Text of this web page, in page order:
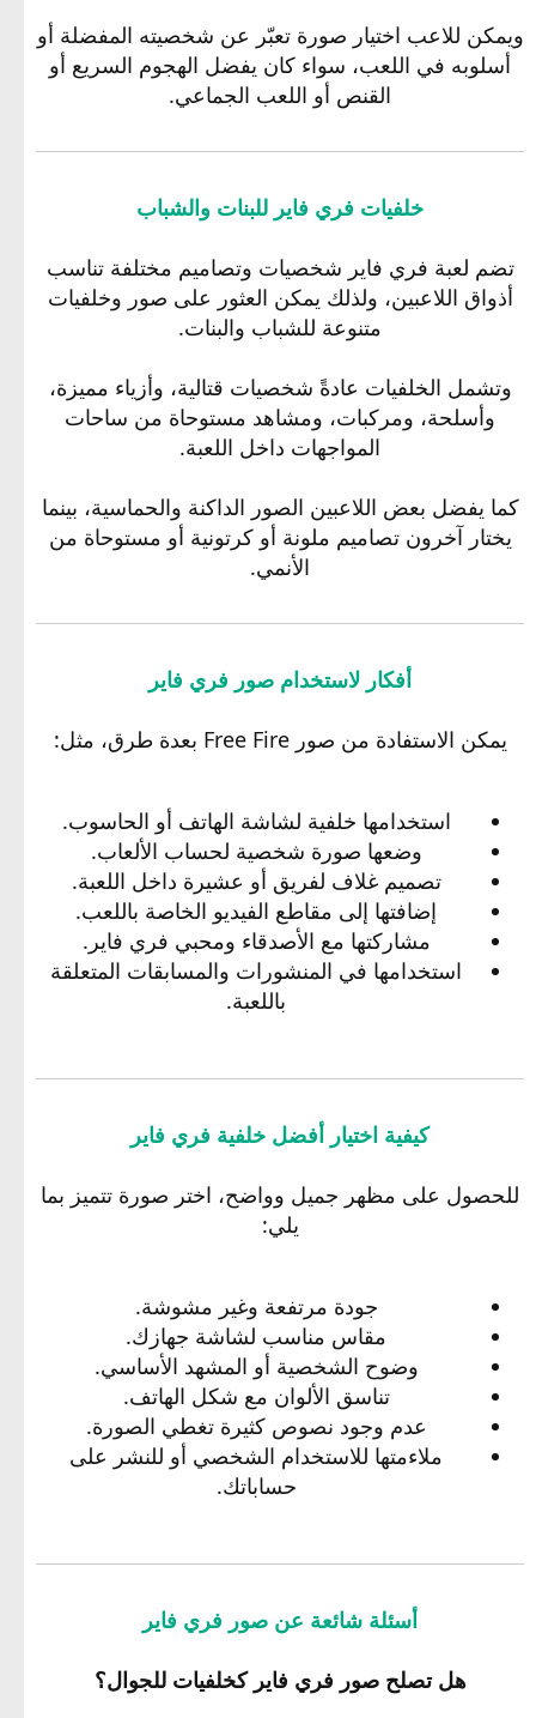
ويمكن للاعب اختيار صورة تعبّر عن شخصيته المفضلة أو
أسلوبه في اللعب، سواء كان يفضل الهجوم السريع أو
القنص أو اللعب الجماعي.
خلفيات فري فاير للبنات والشباب
تضم لعبة فري فاير شخصيات وتصاميم مختلفة تناسب
أذواق اللاعبين، ولذلك يمكن العثور على صور وخلفيات
متنوعة للشباب والبنات.
وتشمل الخلفيات عادةً شخصيات قتالية، وأزياء مميزة،
وأسلحة، ومركبات، ومشاهد مستوحاة من ساحات
المواجهات داخل اللعبة.
كما يفضل بعض اللاعبين الصور الداكنة والحماسية، بينما
يختار آخرون تصاميم ملونة أو كرتونية أو مستوحاة من
الأنمي.
أفكار لاستخدام صور فري فاير
يمكن الاستفادة من صور Free Fire بعدة طرق، مثل:
استخدامها خلفية لشاشة الهاتف أو الحاسوب.
وضعها صورة شخصية لحساب الألعاب.
تصميم غلاف لفريق أو عشيرة داخل اللعبة.
إضافتها إلى مقاطع الفيديو الخاصة باللعب.
مشاركتها مع الأصدقاء ومحبي فري فاير.
استخدامها في المنشورات والمسابقات المتعلقة
باللعبة.
كيفية اختيار أفضل خلفية فري فاير
للحصول على مظهر جميل وواضح، اختر صورة تتميز بما
يلي:
جودة مرتفعة وغير مشوشة.
مقاس مناسب لشاشة جهازك.
وضوح الشخصية أو المشهد الأساسي.
تناسق الألوان مع شكل الهاتف.
عدم وجود نصوص كثيرة تغطي الصورة.
ملاءمتها للاستخدام الشخصي أو للنشر على
حساباتك.
أسئلة شائعة عن صور فري فاير
هل تصلح صور فري فاير كخلفيات للجوال؟